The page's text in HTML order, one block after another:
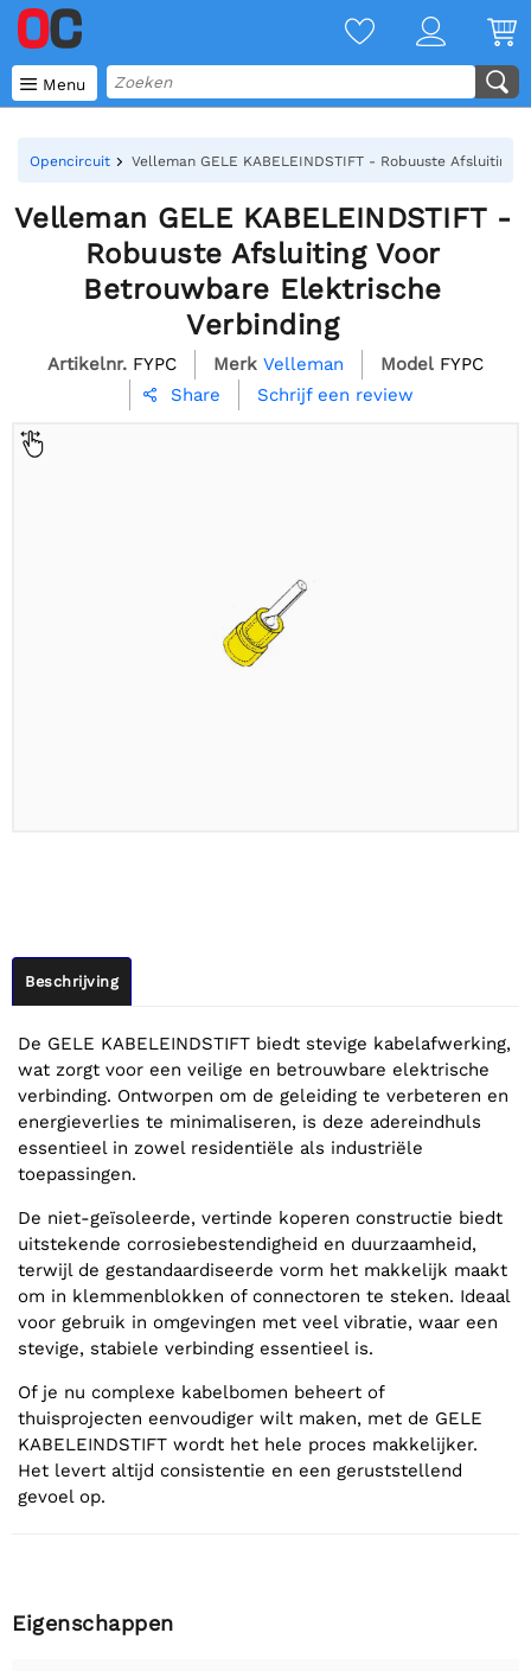
 Menu
Opencircuit Velleman GELE KABELEINDSTIFT - Robuuste Afsluiting
Velleman GELE KABELEINDSTIFT -
Robuuste Afsluiting Voor
Betrouwbare Elektrische
Verbinding
Artikelnr. FYPC Merk Velleman Model FYPC
 Share Schrijf een review
Beschrijving
De GELE KABELEINDSTIFT biedt stevige kabelafwerking,
wat zorgt voor een veilige en betrouwbare elektrische
verbinding. Ontworpen om de geleiding te verbeteren en
energieverlies te minimaliseren, is deze adereindhuls
essentieel in zowel residentiële als industriële
toepassingen.
De niet-geïsoleerde, vertinde koperen constructie biedt
uitstekende corrosiebestendigheid en duurzaamheid,
terwijl de gestandaardiseerde vorm het makkelijk maakt
om in klemmenblokken of connectoren te steken. Ideaal
voor gebruik in omgevingen met veel vibratie, waar een
stevige, stabiele verbinding essentieel is.
Of je nu complexe kabelbomen beheert of
thuisprojecten eenvoudiger wilt maken, met de GELE
KABELEINDSTIFT wordt het hele proces makkelijker.
Het levert altijd consistentie en een geruststellend
gevoel op.
Eigenschappen